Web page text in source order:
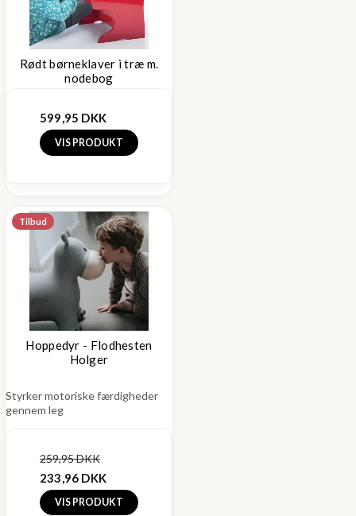
Rødt børneklaver i træ m.
nodebog
599,95 DKK
VIS PRODUKT
Tilbud
Hoppedyr - Flodhesten
Holger
Styrker motoriske færdigheder
gennem leg
259,95 DKK
233,96 DKK
VIS PRODUKT